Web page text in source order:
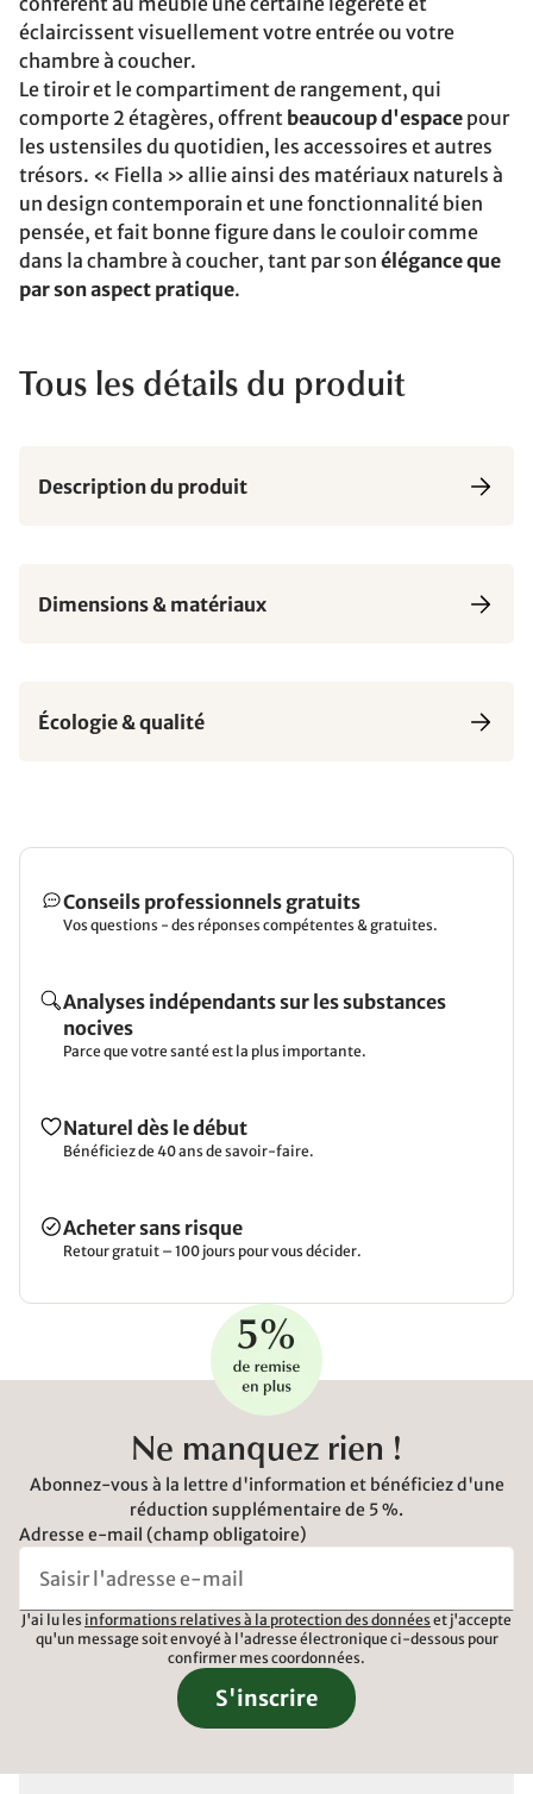
éclaircissent visuellement votre entrée ou votre
chambre à coucher.
Le tiroir et le compartiment de rangement, qui
comporte 2 étagères, offrent beaucoup d'espace pour
les ustensiles du quotidien, les accessoires et autres
trésors. « Fiella » allie ainsi des matériaux naturels à
un design contemporain et une fonctionnalité bien
pensée, et fait bonne figure dans le couloir comme
dans la chambre à coucher, tant par son élégance que
par son aspect pratique.
Tous les détails du produit
Description du produit
Dimensions & matériaux
Écologie & qualité
Conseils professionnels gratuits
Vos questions - des réponses compétentes & gratuites.
Analyses indépendants sur les substances
nocives
Parce que votre santé est la plus importante.
Naturel dès le début
Bénéficiez de 40 ans de savoir-faire.
Acheter sans risque
Retour gratuit – 100 jours pour vous décider.
Ne manquez rien !
Abonnez-vous à la lettre d'information et bénéficiez d'une
réduction supplémentaire de 5 %.
Adresse e-mail (champ obligatoire)
J'ai lu les informations relatives à la protection des données et j'accepte
qu'un message soit envoyé à l'adresse électronique ci-dessous pour
confirmer mes coordonnées.
S'inscrire